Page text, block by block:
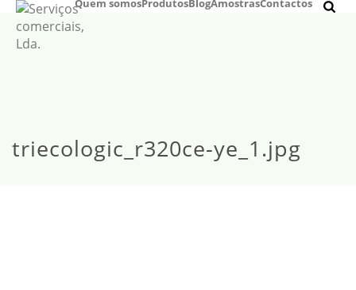
Quem somosProdutosBlogAmostrasContactos
triecologic_r320ce-ye_1.jpg